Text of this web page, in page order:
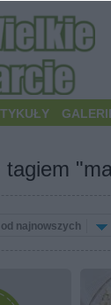
tagiem
od najnowszych